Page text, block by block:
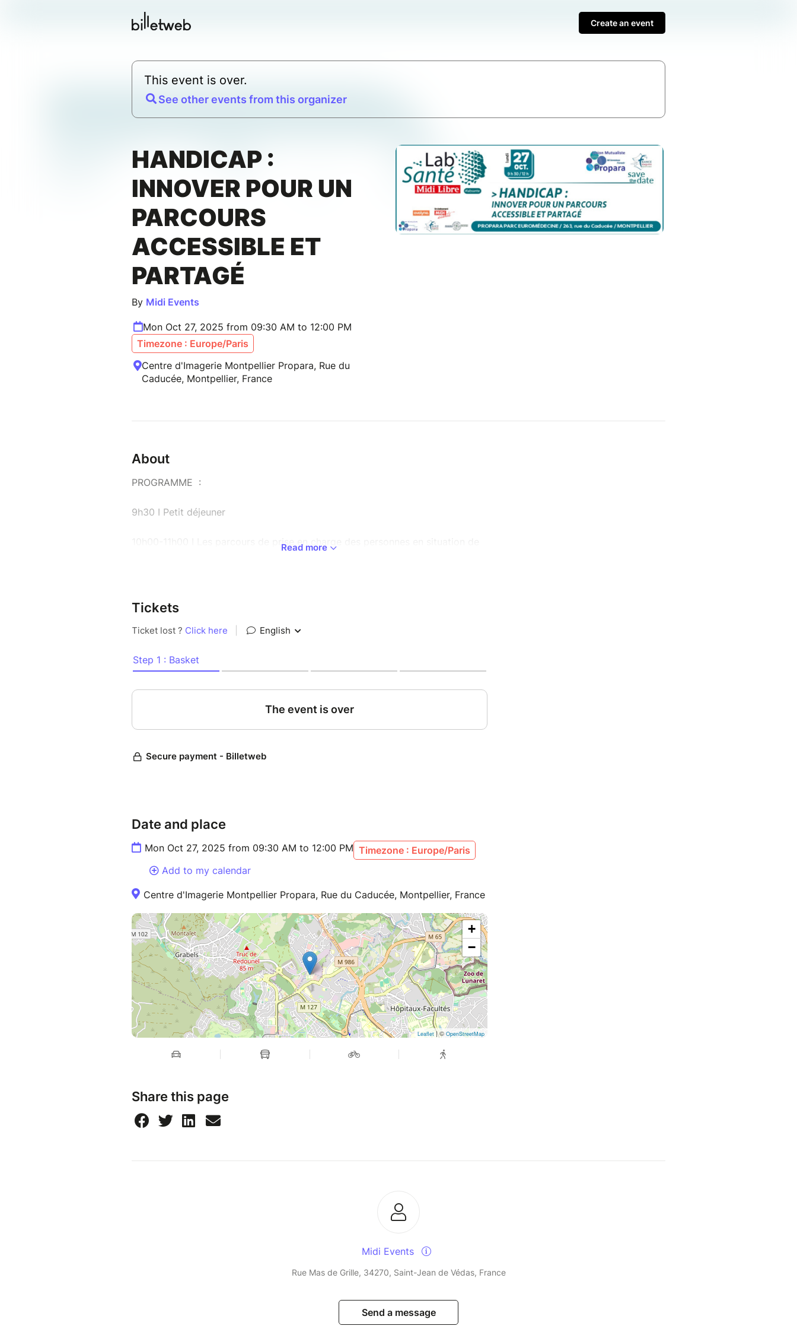
Create an event
This event is over.
See other events from this organizer
HANDICAP :
INNOVER POUR UN
PARCOURS
ACCESSIBLE ET
PARTAGÉ
By Midi Events
Mon Oct 27, 2025 from 09:30 AM to 12:00 PM
Timezone : Europe/Paris
Centre d'Imagerie Montpellier Propara, Rue du
Caducée, Montpellier, France
About
PROGRAMME :
9h30 I Petit déjeuner
10h00-11h00 I Les parcours de prise en charge des personnes en situation de
- Docteur Olivier Allice , médecin radiologue, Président des Médecins
radiologues de France Imageries Territoires
- Eva Larboulette-Nigen : Directrice du DAC 34 qui coordonne des parcours
- Cécile Chalet, Directrice du SMR du Grau du Roi – référente handicap du
CHRU de Nîmes
- Cécile Mauri, médecin MPR, Présidente de la CME de Propara
Participants :
- Anthony Gélis, dirige la recherche médicale à Propara
- Jérôme Saint-Léger, Directeur Général de propara
Read more
Tickets
Date and place
Mon Oct 27, 2025 from 09:30 AM to 12:00 PM Timezone : Europe/Paris
Add to my calendar
Centre d'Imagerie Montpellier Propara, Rue du Caducée, Montpellier, France
+
−
Leaflet| © OpenStreetMap
Share this page
Midi Events
Rue Mas de Grille, 34270, Saint-Jean de Védas, France
Send a message